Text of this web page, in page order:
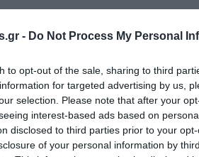
- Do Not Process My Personal
to opt-out of the sale, sharing to third
for targeted advertising by us,
selection. Please note that after your
interest-based ads based on
disclosed to third parties prior to your
of your personal information by
Δείτε αυτή τη